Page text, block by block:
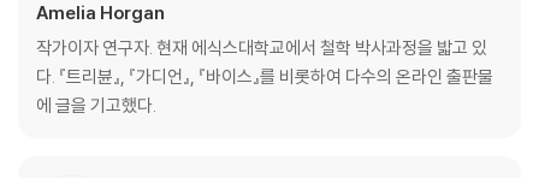
Amelia Horgan
작가이자 연구자. 현재 에식스대학교에서 철학 박사과정을 밟고 있
다. 『트리뷴』, 『가디언』, 『바이스』를 비롯하여 다수의 온라인 출판물
에 글을 기고했다.